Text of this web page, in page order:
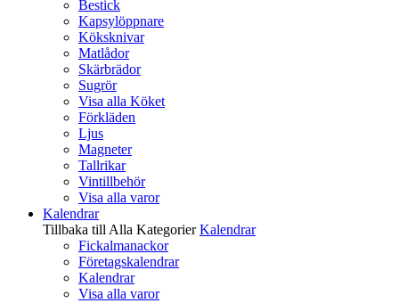
Bestick
Kapsylöppnare
Köksknivar
Matlådor
Skärbrädor
Sugrör
Visa alla Köket
Förkläden
Ljus
Magneter
Tallrikar
Vintillbehör
Visa alla varor
Kalendrar
Tillbaka till Alla Kategorier Kalendrar
Fickalmanackor
Företagskalendrar
Kalendrar
Visa alla varor